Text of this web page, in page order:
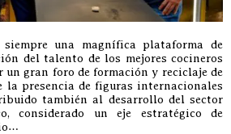
una magnífica plataforma de
del talento de los mejores cocineros
un gran foro de formación y reciclaje de
la presencia de figuras internacionales
también al desarrollo del sector
considerado un eje estratégico de